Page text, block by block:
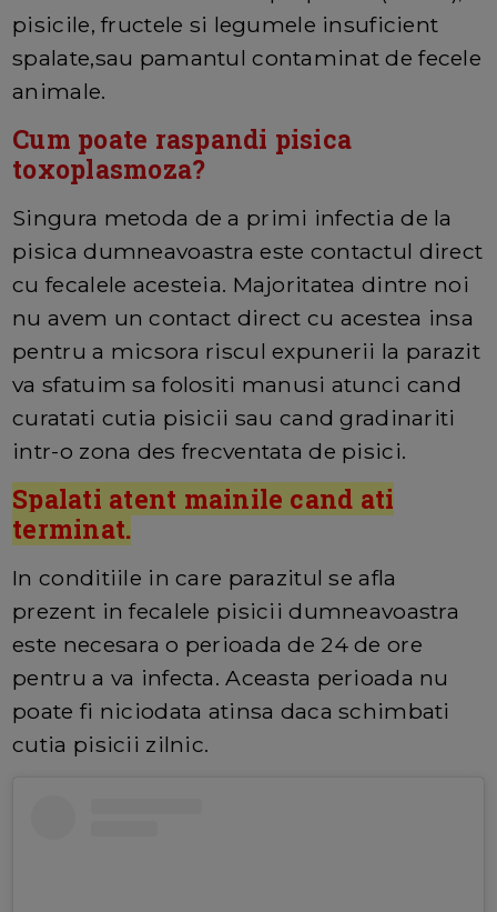
pisicile, fructele si legumele insuficient
spalate,sau pamantul contaminat de fecele
animale.
Cum poate raspandi pisica
toxoplasmoza?
Singura metoda de a primi infectia de la
pisica dumneavoastra este contactul direct
cu fecalele acesteia. Majoritatea dintre noi
nu avem un contact direct cu acestea insa
pentru a micsora riscul expunerii la parazit
va sfatuim sa folositi manusi atunci cand
curatati cutia pisicii sau cand gradinariti
intr-o zona des frecventata de pisici.
Spalati atent mainile cand ati
terminat.
In conditiile in care parazitul se afla
prezent in fecalele pisicii dumneavoastra
este necesara o perioada de 24 de ore
pentru a va infecta. Aceasta perioada nu
poate fi niciodata atinsa daca schimbati
cutia pisicii zilnic.